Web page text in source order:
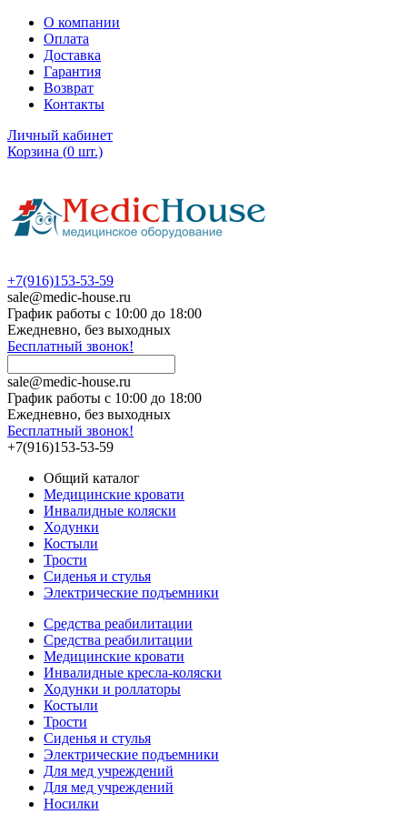
О компании
Оплата
Доставка
Гарантия
Возврат
Контакты
Личный кабинет
Корзина (0 шт.)
+7(916)153-53-59
sale@medic-house.ru
График работы с 10:00 до 18:00
Ежедневно, без выходных
Бесплатный звонок!
sale@medic-house.ru
График работы с 10:00 до 18:00
Ежедневно, без выходных
Бесплатный звонок!
+7(916)153-53-59
Общий каталог
Медицинские кровати
Инвалидные коляски
Ходунки
Костыли
Трости
Сиденья и стулья
Электрические подъемники
Средства реабилитации
Средства реабилитации
Медицинские кровати
Инвалидные кресла-коляски
Ходунки и роллаторы
Костыли
Трости
Сиденья и стулья
Электрические подъемники
Для мед учреждений
Для мед учреждений
Носилки